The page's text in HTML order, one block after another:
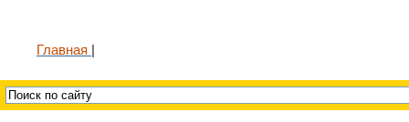
Главная